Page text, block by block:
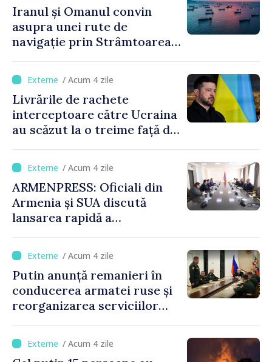
Iranul și Omanul convin
asupra unei rute de
navigație prin Strâmtoarea
/ Acum 4 zile
Livrările de rachete
interceptoare către Ucraina
au scăzut la o treime față de
/ Acum 4 zile
ARMENPRESS: Oficiali din
Armenia și SUA discută
lansarea rapidă a
/ Acum 4 zile
Putin anunță remanieri în
conducerea armatei ruse și
reorganizarea serviciilor
/ Acum 4 zile